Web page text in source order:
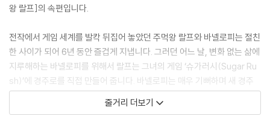
왕 랄프]의 속편입니다.
전작에서 게임 세계를 발칵 뒤집어 놓았던 주먹왕 랄프와 바넬로피는 절친
한 사이가 되어 6년 동안 즐겁게 지냅니다. 그러던 어느 날, 변화 없는 삶에
지루해하는 바넬로피를 위해서 랄프는 그녀의 게임 ‘슈가러시(Sugar Ru
sh)’에 경주로를 직접 만들어 줍니다. 바넬로피는 매우 기뻐하며 새 경주
로를 즐기며 실제 오락실에서 게임을 하고 있는 아이의 조종을 따르지 않
고 마음대로 움직였고, 그 와중에 게임기의 조종 핸들이 뽑히는 사고가 일
줄거리 더보기